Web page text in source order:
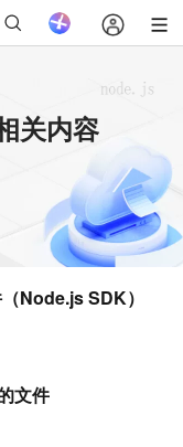
关内容
Node.js SDK）
文件